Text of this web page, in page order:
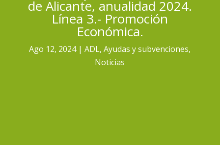
de Alicante, anualidad 2024.
Línea 3.- Promoción
Económica.
Ago 12, 2024 ADL,Ayudas y subvenciones,
Noticias